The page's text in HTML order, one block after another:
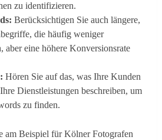
zu identifizieren.
Berücksichtigen Sie auch längere,
die häufig weniger
aber eine höhere Konversionsrate
Hören Sie auf das, was Ihre Kunden
Dienstleistungen beschreiben, um
zu finden.
am Beispiel für Kölner Fotografen